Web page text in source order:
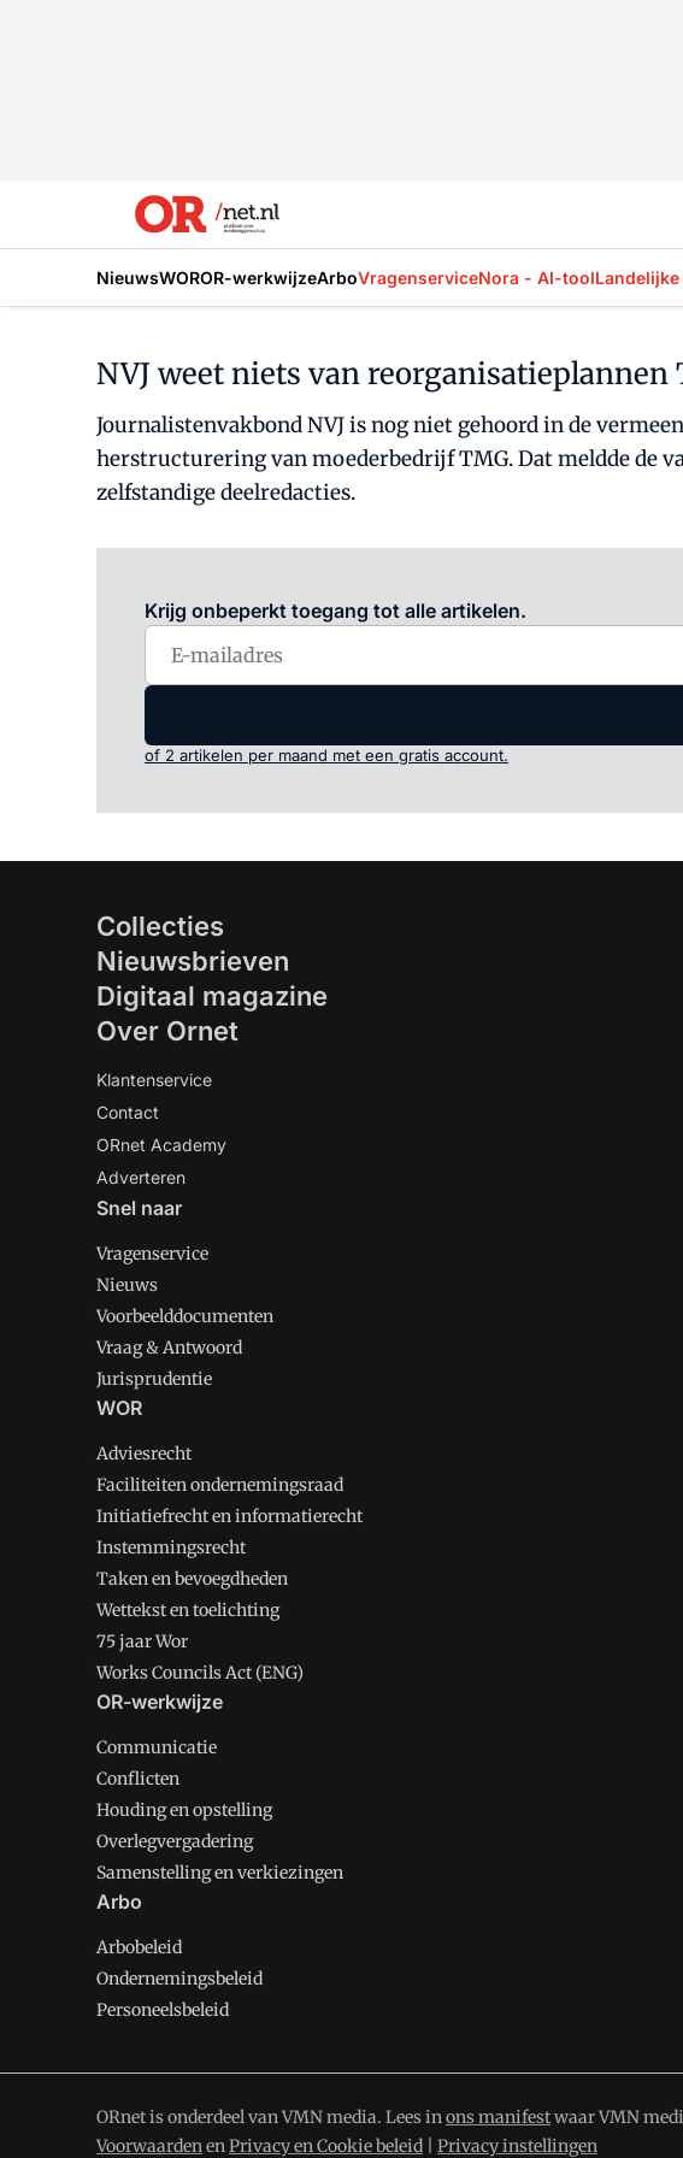
NieuwsWOROR-werkwijzeArboVragenserviceNora - AI-toolLandelijke
NVJ weet niets van reorganisatieplannen
Journalistenvakbond NVJ is nog niet gehoord in de
herstructurering van moederbedrijf TMG. Dat meldde de
zelfstandige deelredacties.
Krijg onbeperkt toegang tot alle artikelen.
of 2 artikelen per maand met een gratis account.
Collecties
Nieuwsbrieven
Digitaal magazine
Over Ornet
Klantenservice
Contact
ORnet Academy
Adverteren
Snel naar
Vragenservice
Nieuws
Voorbeelddocumenten
Vraag & Antwoord
Jurisprudentie
WOR
Adviesrecht
Faciliteiten ondernemingsraad
Initiatiefrecht en informatierecht
Instemmingsrecht
Taken en bevoegdheden
Wettekst en toelichting
75 jaar Wor
Works Councils Act (ENG)
OR-werkwijze
Communicatie
Conflicten
Houding en opstelling
Overlegvergadering
Samenstelling en verkiezingen
Arbo
Arbobeleid
Ondernemingsbeleid
Personeelsbeleid
ORnet is onderdeel van VMN media. Lees inons manifestwaar VMN
VoorwaardenenPrivacy en Cookie beleid Privacy instellingen